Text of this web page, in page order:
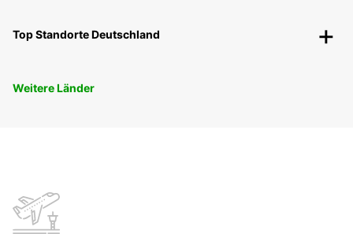
Top Standorte Deutschland
Weitere Länder